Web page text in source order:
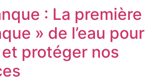
: La première
» de l’eau pour
protéger nos